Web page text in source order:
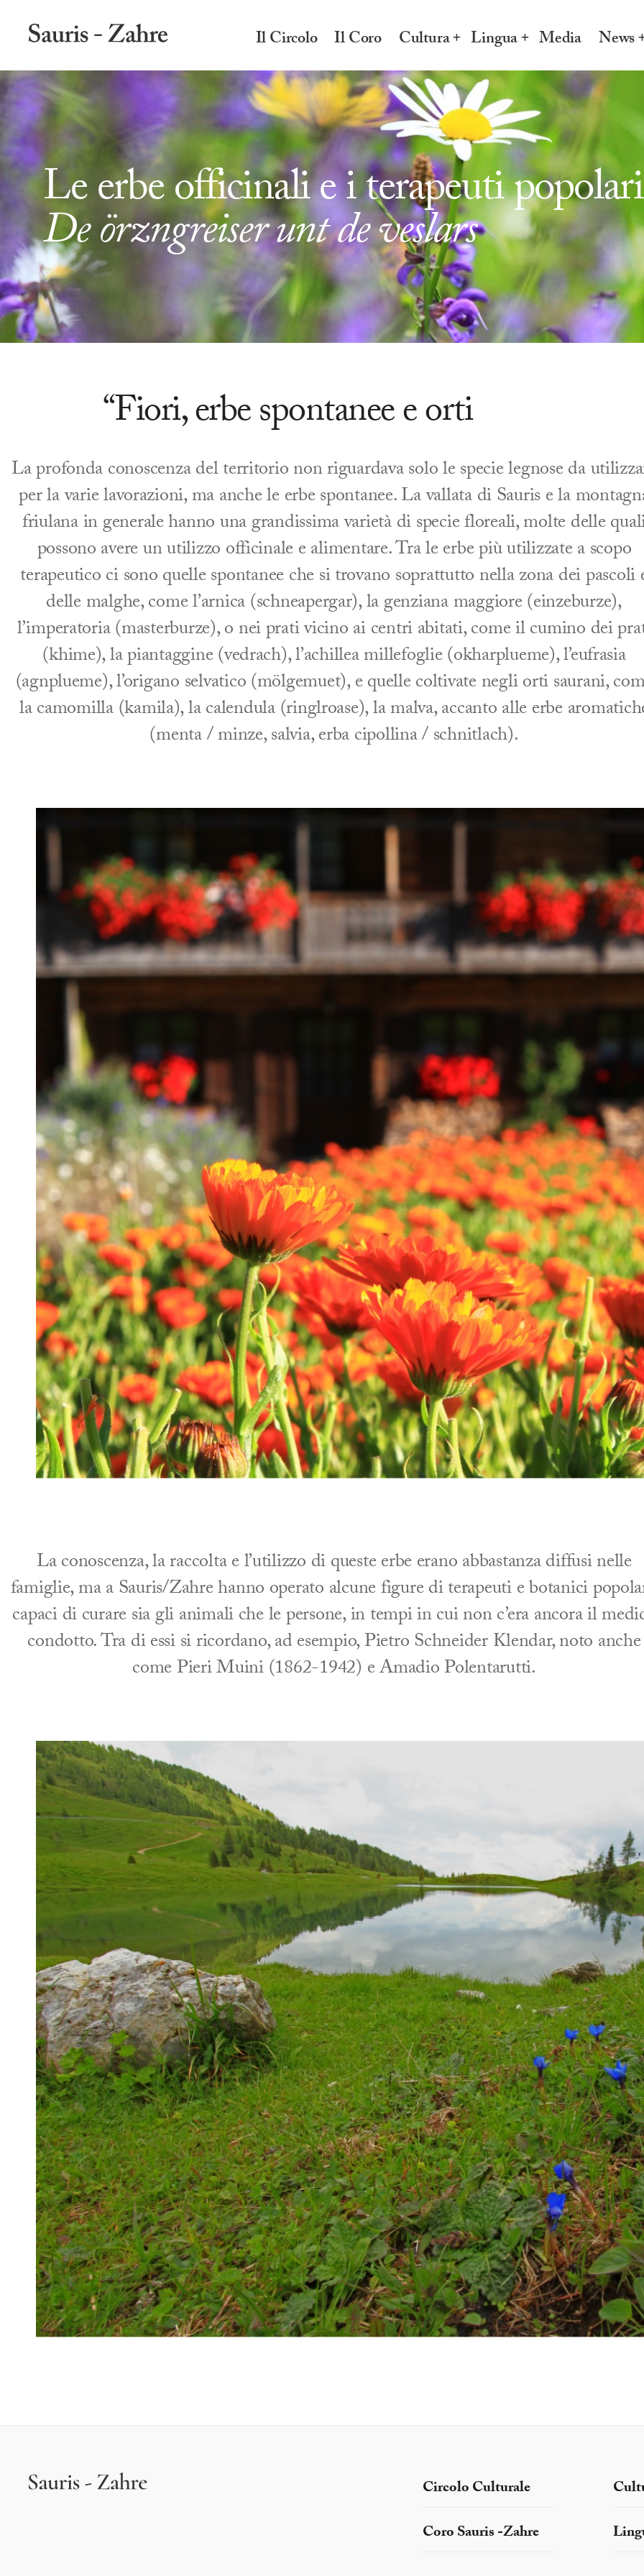
Il Circolo Il Coro Cultura Lingua Media News
Le erbe officinali e i terapeuti popolari
De örzngreiser unt de veslars
“Fiori, erbe spontanee e orti
La profonda conoscenza del territorio non riguardava solo le specie legnose da
per la varie lavorazioni, ma anche le erbe spontanee. La vallata di Sauris e la
friulana in generale hanno una grandissima varietà di specie floreali, molte delle
possono avere un utilizzo officinale e alimentare. Tra le erbe più utilizzate a scopo
terapeutico ci sono quelle spontanee che si trovano soprattutto nella zona dei pascoli
delle malghe, come l’arnica (schneapergar), la genziana maggiore (einzeburze),
l’imperatoria (masterburze), o nei prati vicino ai centri abitati, come il cumino dei
(khime), la piantaggine (vedrach), l’achillea millefoglie (okharplueme), l’eufrasia
(agnplueme), l’origano selvatico (mölgemuet), e quelle coltivate negli orti saurani,
la camomilla (kamila), la calendula (ringlroase), la malva, accanto alle erbe
(menta / minze, salvia, erba cipollina / schnitlach).
La conoscenza, la raccolta e l’utilizzo di queste erbe erano abbastanza diffusi nelle
famiglie, ma a Sauris/Zahre hanno operato alcune figure di terapeuti e botanici
capaci di curare sia gli animali che le persone, in tempi in cui non c’era ancora il
condotto. Tra di essi si ricordano, ad esempio, Pietro Schneider Klendar, noto anche
come Pieri Muini (1862-1942) e Amadio Polentarutti.
Circolo Culturale
Coro Sauris -Zahre